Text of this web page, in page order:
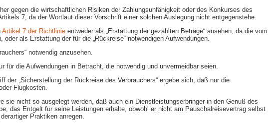
gegen die wirtschaftlichen Risiken der Zahlungsunfähigkeit oder des Konkurses des
7, da der Wortlaut dieser Vorschrift einer solchen Auslegung nicht entgegenstehe.
Artikel 7 der Richtlinie entweder als „Erstattung der gezahlten Beträge“ ansehen, da die vom
als Erstattung der für die „Rückreise“ notwendigen Aufwendungen.
notwendig anzusehen.
die Aufwendungen in Betracht, die notwendig und unvermeidbar seien.
„Sicherstellung der Rückreise des Verbrauchers“ ergebe sich, daß nur die
Flugkosten.
nicht so ausgelegt werden, daß auch ein Dienstleistungserbringer in den Genuß des
das Entgelt für seine Leistungen erhalte, obwohl er nicht am Pauschalreisevertrag selbst
Praktiken anregen.